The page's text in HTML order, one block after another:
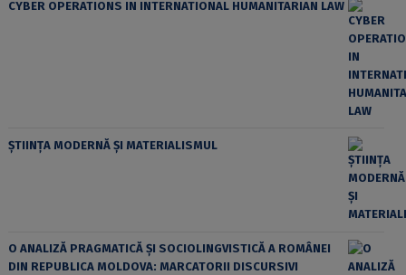
CYBER OPERATIONS IN INTERNATIONAL HUMANITARIAN LAW
ȘTIINȚA MODERNĂ ȘI MATERIALISMUL
O ANALIZĂ PRAGMATICĂ ȘI SOCIOLINGVISTICĂ A ROMÂNEI
DIN REPUBLICA MOLDOVA: MARCATORII DISCURSIVI